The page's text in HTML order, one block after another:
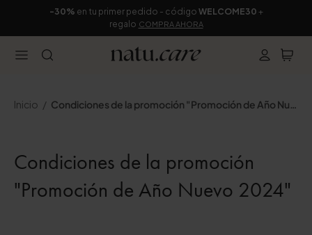
-30% en tu primer pedido - código WELCOME30 +
regalo COMPRA AHORA
Inicio Condiciones de la promoción "Promoción de Año Nuevo 2024"
Condiciones de la promoción
"Promoción de Año Nuevo 2024"